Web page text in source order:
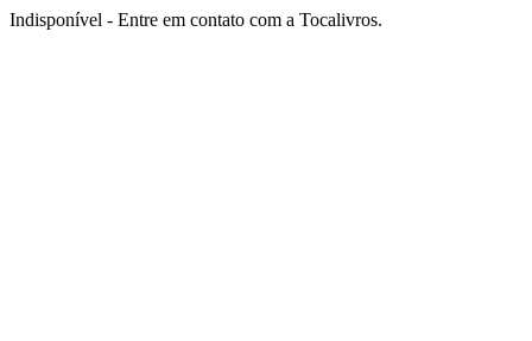
Indisponível - Entre em contato com a Tocalivros.